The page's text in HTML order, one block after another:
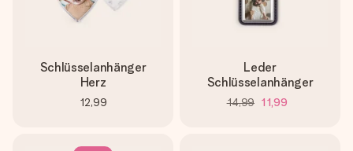
Schlüsselanhänger
Herz
12,99
Leder
Schlüsselanhänger
14,99 11,99